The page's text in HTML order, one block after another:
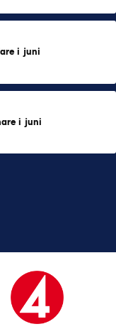
i juni
i juni